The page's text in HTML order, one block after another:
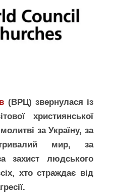
(ВРЦ) звернулася із
християнської
за Україну, за
мир, за
захист людського
хто страждає від